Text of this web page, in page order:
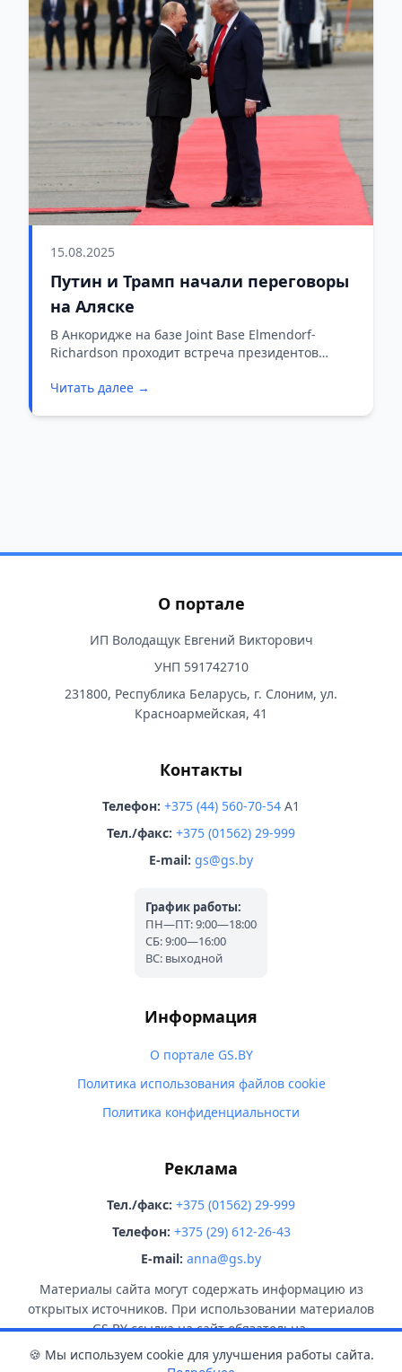
15.08.2025
Путин и Трамп начали переговоры
на Аляске
В Анкоридже на базе Joint Base Elmendorf-
Richardson проходит встреча президентов
прекращение боевых действий в Украине.
Читать далее →
О портале
ИП Володащук Евгений Викторович
УНП 591742710
231800, Республика Беларусь, г. Слоним, ул.
Красноармейская, 41
Контакты
Телефон: +375 (44) 560-70-54 A1
Тел./факс: +375 (01562) 29-999
E-mail: gs@gs.by
График работы:
ПН—ПТ: 9:00—18:00
СБ: 9:00—16:00
ВС: выходной
Информация
О портале GS.BY
Политика использования файлов cookie
Политика конфиденциальности
Реклама
Тел./факс: +375 (01562) 29-999
Телефон: +375 (29) 612-26-43
E-mail: anna@gs.by
Материалы сайта могут содержать информацию из
открытых источников. При использовании материалов
GS.BY ссылка на сайт обязательна.
🍪 Мы используем cookie для улучшения работы сайта.